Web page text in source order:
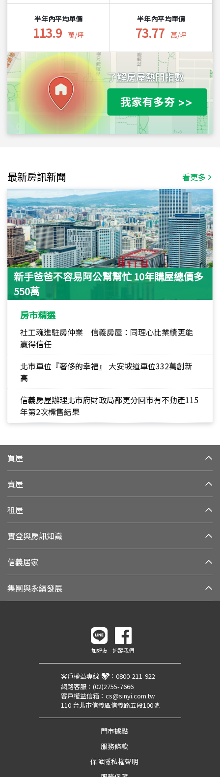
半年內平均單價
113.9 萬/坪
半年內平均單價
73.77 萬/坪
最新房訊新聞 看更多
新手爸爸不容易阿公幫幫忙 10年購屋總價多
550萬
房市精選
社工魂進駐房仲業 信義房屋：同理心比業績更能
贏得信任
北市車位『奢侈的幸福』 大安坡道車位332萬創新
高
信義房屋辦理北市府財政局都更分回市有不動產115
年第2次標售結果
買屋
賣屋
租屋
實登與房訊知識
信義居家
集團與永續發展
加好友 追蹤我們
客戶權益專線 ： 0800-211-922
網路客服： (02)2755-7666
客戶權益信箱： cs@sinyi.com.tw
110 台北市信義區信義路五段100號
門市據點
服務條款
保障隱私權聲明